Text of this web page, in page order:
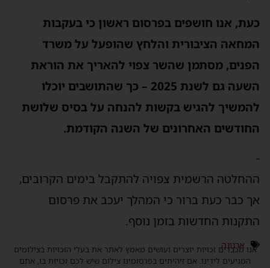
כעת, אנו חושפים בפרסום ראשון כי בעקבות
המחאה הציבורית והלחץ שהופעל על משרד
הפנים, מסתמן שהשר צפוי להאריך את הוראת
השעה גם לשנת 2025 – כך שהתושבים יוכלו
להמשיך להגיש בקשות להנחה על בסיס שלושת
החודשים האחרונים של השנה הקודמת.
-
ההחלטה הרשמית צפויה להתקבל בימים הקרובים,
אך כבר כעת ברור כי המהלך יעכב את פרסום
התקנות החדשות בזמן נוסף.
ארנונה
אנו מכבדים זכויות יוצרים ועושים מאמץ לאתר את בעלי הזכויות בצילומים
המגיעים לידינו. אם זיהיתים בפרסומינו צילום שיש לכם זכויות בו, אתם